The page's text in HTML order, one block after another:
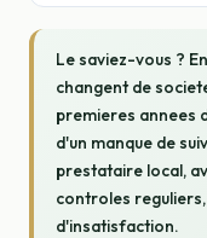
Le saviez-vous ?
changent de
premieres annees
d'un manque de
prestataire local,
controles
d'insatisfaction.